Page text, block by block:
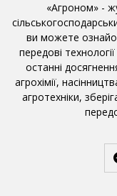
«Агроном» -
ви можете
передові
останні
агрохімії,
агротехніки,